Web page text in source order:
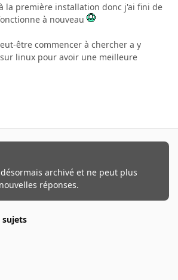
la première installation donc j'ai fini de
à nouveau
être commencer à chercher a y
linux pour avoir une meilleure
archivé et ne peut plus
réponses.
sujets